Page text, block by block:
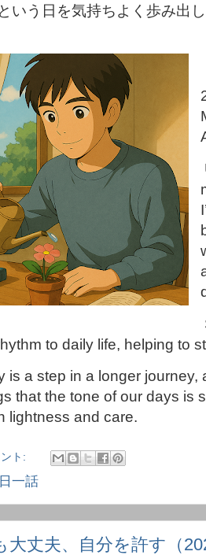
いう日を気持ちよく歩み出
to daily life, helping to
is a step in a longer journey,
that the tone of our days is
lightness and care.
ト:
一話
大丈夫、自分を許す（